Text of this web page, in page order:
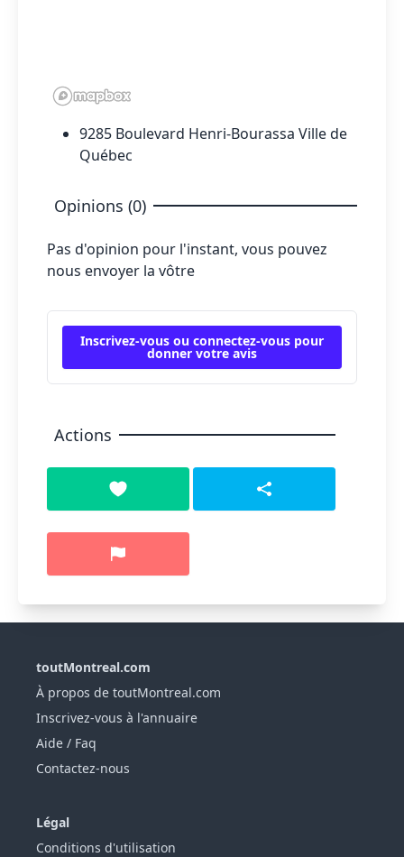
9285 Boulevard Henri-Bourassa Ville de
Québec
Opinions (0)
Pas d'opinion pour l'instant, vous pouvez
nous envoyer la vôtre
Inscrivez-vous ou connectez-vous pour
donner votre avis
Actions
toutMontreal.com
À propos de toutMontreal.com
Inscrivez-vous à l'annuaire
Aide / Faq
Contactez-nous
Légal
Conditions d'utilisation